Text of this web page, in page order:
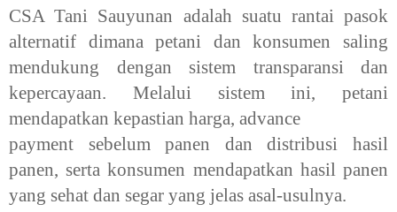
CSA Tani Sauyunan adalah suatu rantai pasok
alternatif dimana petani dan konsumen saling
mendukung dengan sistem transparansi dan
kepercayaan. Melalui sistem ini, petani
mendapatkan kepastian harga, advance
payment sebelum panen dan distribusi hasil
panen, serta konsumen mendapatkan hasil panen
yang sehat dan segar yang jelas asal-usulnya.